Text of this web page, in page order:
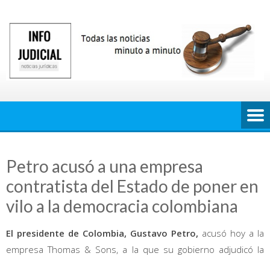
contenido
Petro acusó a una empresa
contratista del Estado de poner en
vilo a la democracia colombiana
El presidente de Colombia, Gustavo Petro, acusó hoy a la
empresa Thomas & Sons, a la que su gobierno adjudicó la